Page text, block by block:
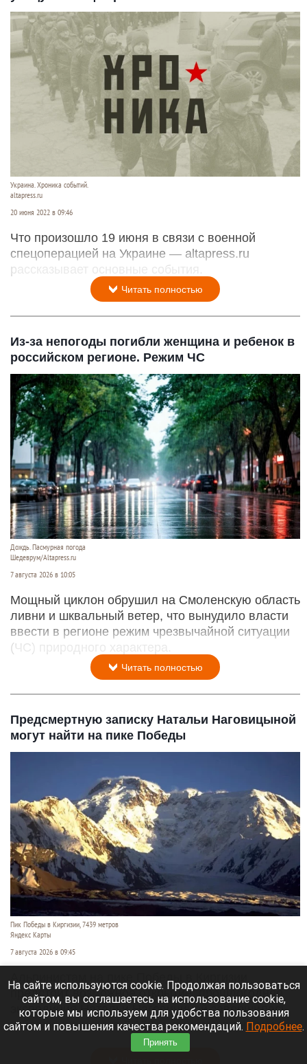
Украина. Хроника событий.
altapress.ru
20 июня 2022 в 09:46
Что произошло 19 июня в связи с военной
спецоперацией на Украине — altapress.ru
рассказывает основные события.
Читать полностью
Из-за непогоды погибли женщина и ребенок в
российском регионе. Режим ЧС
Дождь. Пасмурная погода
Шедеврум/Altapress.ru
7 августа 2026 в 10:05
Мощный циклон обрушил на Смоленскую область
ливни и шквальный ветер, что вынудило власти
ввести в регионе режим чрезвычайной ситуации
(ЧС) природного характера.
Читать полностью
Предсмертную записку Натальи Наговицыной
могут найти на пике Победы
Пик Победы в Киргизии, 7439 метров
Яндекс Карты
7 августа 2026 в 09:45
Альпинистам на пике Победы в Киргизии
предстоит возможное открытие: прошлогодняя
экспедиция Натальи Наговициной завершилась
гибелью на высоте 7 150 м, но там же она могла
оставить свое последнее послание.
На сайте используются cookie. Продолжая пользоваться
сайтом, вы соглашаетесь на использование cookie,
которые мы используем для удобства пользования
сайтом и повышения качества рекомендаций. Подробнее.
Принять